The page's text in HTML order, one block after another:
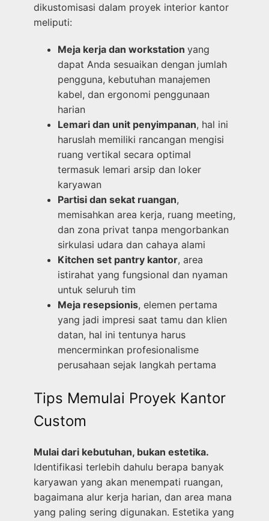
dikustomisasi dalam proyek interior kantor
meliputi:
Meja kerja dan workstation yang
dapat Anda sesuaikan dengan jumlah
pengguna, kebutuhan manajemen
kabel, dan ergonomi penggunaan
harian
Lemari dan unit penyimpanan, hal ini
haruslah memiliki rancangan mengisi
ruang vertikal secara optimal
termasuk lemari arsip dan loker
karyawan
Partisi dan sekat ruangan,
memisahkan area kerja, ruang meeting,
dan zona privat tanpa mengorbankan
sirkulasi udara dan cahaya alami
Kitchen set pantry kantor, area
istirahat yang fungsional dan nyaman
untuk seluruh tim
Meja resepsionis, elemen pertama
yang jadi impresi saat tamu dan klien
datan, hal ini tentunya harus
mencerminkan profesionalisme
perusahaan sejak langkah pertama
Tips Memulai Proyek Kantor
Custom
Mulai dari kebutuhan, bukan estetika.
Identifikasi terlebih dahulu berapa banyak
karyawan yang akan menempati ruangan,
bagaimana alur kerja harian, dan area mana
yang paling sering digunakan. Estetika yang